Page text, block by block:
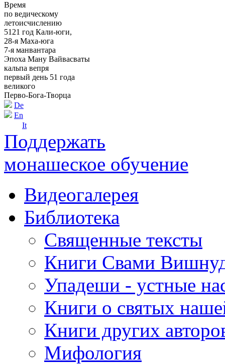
Время
по ведическому
летоисчислению
5121 год Кали-юги,
28-я Маха-юга
7-я манвантара
Эпоха Ману Вайвасваты
кальпа вепря
первый день 51 года
великого
Перво-Бога-Творца
De
En
It
Поддержать
монашеское обучение
Видеогалерея
Библиотека
Священные тексты
Книги Свами
Упадеши - устные
Книги о святых
Книги других
Мифология